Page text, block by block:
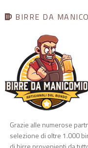
BIRRE DA
Grazie alle numerose
selezione di oltre 1.000